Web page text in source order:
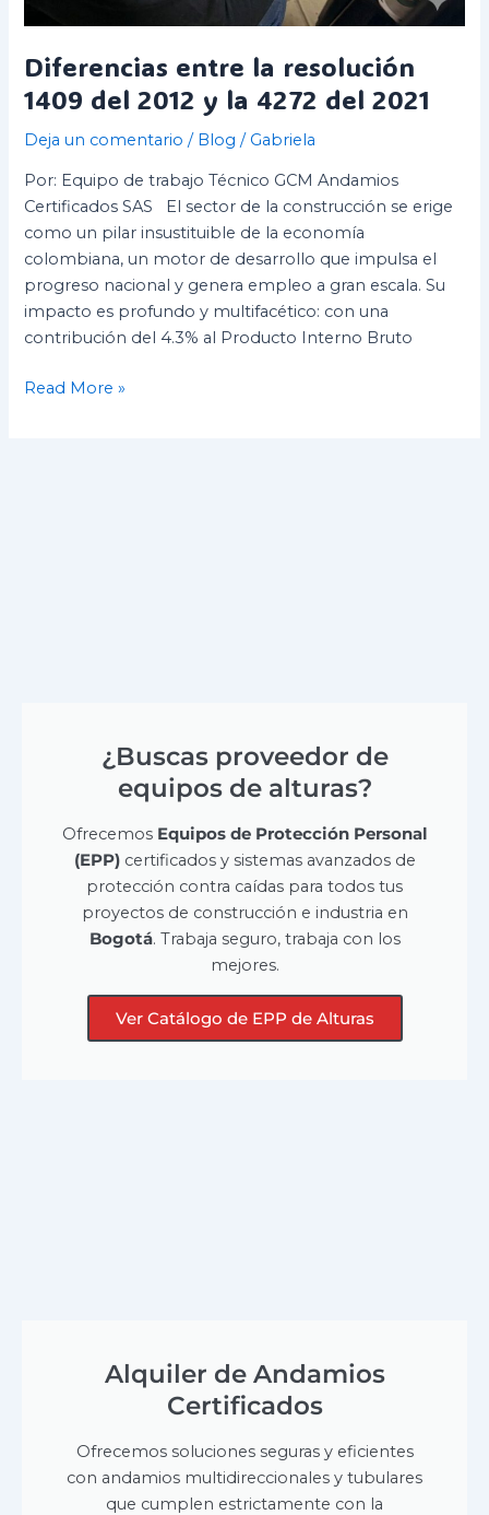
Diferencias entre la resolución
1409 del 2012 y la 4272 del 2021
Deja un comentario / Blog / Gabriela
Por: Equipo de trabajo Técnico GCM Andamios
Certificados SAS El sector de la construcción se erige
como un pilar insustituible de la economía
colombiana, un motor de desarrollo que impulsa el
progreso nacional y genera empleo a gran escala. Su
impacto es profundo y multifacético: con una
contribución del 4.3% al Producto Interno Bruto
Read More »
¿Buscas proveedor de
equipos de alturas?
Ofrecemos Equipos de Protección Personal
(EPP)certificados y sistemas avanzados de
protección contra caídas para todos tus
proyectos de construcción e industria en
Bogotá. Trabaja seguro, trabaja con los
mejores.
Ver Catálogo de EPP de Alturas
Alquiler de Andamios
Certificados
Ofrecemos soluciones seguras y eficientes
con andamios multidireccionales y tubulares
que cumplen estrictamente con la